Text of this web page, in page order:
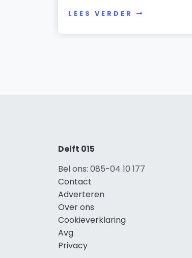
LEES VERDER
Delft 015
Bel ons: 085-04 10 177
Contact
Adverteren
Over ons
Cookieverklaring
Avg
Privacy